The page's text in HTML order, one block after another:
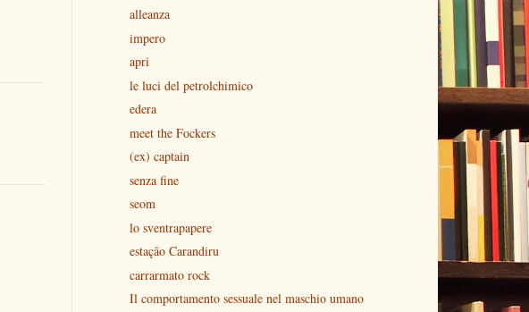
alleanza
impero
apri
le luci del petrolchimico
edera
meet the Fockers
(ex) captain
senza fine
seom
lo sventrapapere
estação Carandiru
carrarmato rock
Il comportamento sessuale nel maschio umano